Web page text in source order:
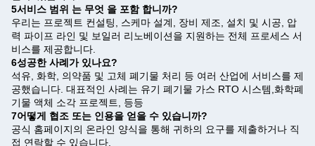
5서비스 범위 는 무엇 을 포함 합니까?
우리는 프로젝트 컨설팅, 스케마 설계, 장비 제조, 설치 및 시공, 압
력 파이프 라인 및 보일러 리노베이션을 지원하는 전체 프로세스 서
비스를 제공합니다.
6성공한 사례가 있나요?
석유, 화학, 의약품 및 고체 폐기물 처리 등 여러 산업에 서비스를 제
공했습니다. 대표적인 사례는 유기 폐기물 가스 RTO 시스템,화학폐
기물 액체 소각 프로젝트, 등등
7어떻게 협조 또는 인용을 얻을 수 있습니까?
공식 홈페이지의 온라인 양식을 통해 귀하의 요구를 제출하거나 직
접 연락할 수 있습니다.